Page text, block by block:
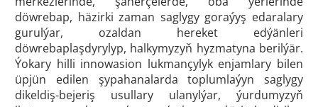
döwrebap, häzirki zaman saglygy goraýyş edaralary
gurulýar, ozaldan hereket edýänleri
döwrebaplaşdyrylyp, halkymyzyň hyzmatyna berilýär.
Ýokary hilli innowasion lukmançylyk enjamlary bilen
üpjün edilen şypahanalarda toplumlaýyn saglygy
dikeldiş-bejeriş usullary ulanylýar, ýurdumyzyň